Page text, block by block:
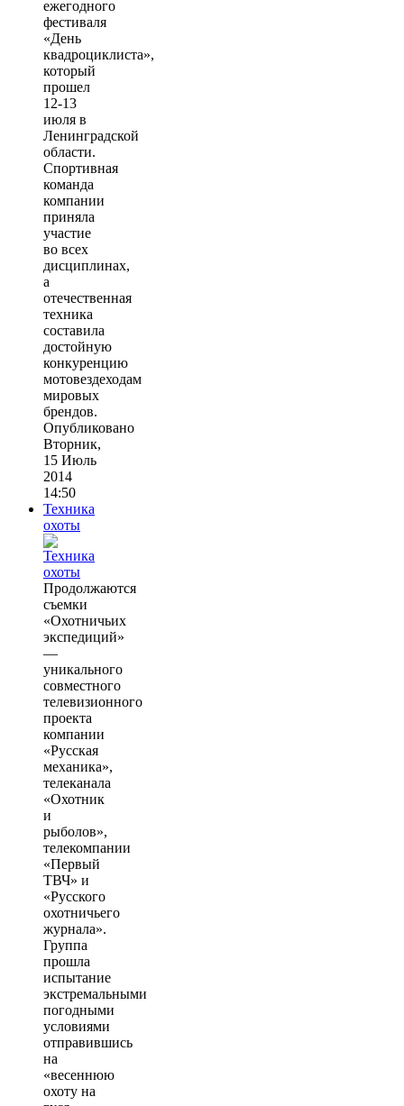
ежегодного
фестиваля
«День
квадроциклиста»,
который
прошел
12-13
июля в
Ленинградской
области.
Спортивная
команда
компании
приняла
участие
во всех
дисциплинах,
а
отечественная
техника
составила
достойную
конкуренцию
мотовездеходам
мировых
брендов.
Опубликовано
Вторник,
15 Июль
2014
14:50
Техника
охоты
Продолжаются
съемки
«Охотничьих
экспедиций»
—
уникального
совместного
телевизионного
проекта
компании
«Русская
механика»,
телеканала
«Охотник
и
рыболов»,
телекомпании
«Первый
ТВЧ» и
«Русского
охотничьего
журнала».
Группа
прошла
испытание
экстремальными
погодными
условиями
отправившись
на
«весеннюю
охоту на